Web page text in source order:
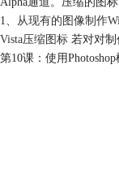
1、 从现有的图像制作
Vista压缩图标 若对对制
第10课：使用Photoshop